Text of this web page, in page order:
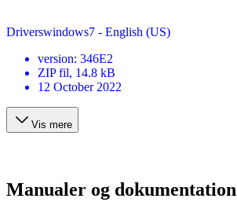
Driverswindows7 - English (US)
version: 346E2
ZIP fil, 14.8 kB
12 October 2022
Vis mere
Manualer og dokumentation